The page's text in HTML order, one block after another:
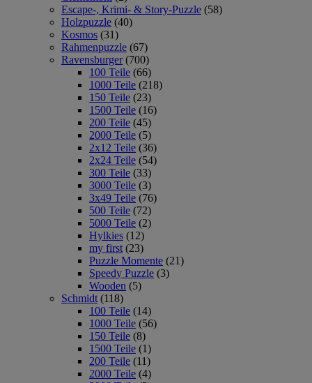
Escape-, Krimi- & Story-Puzzle (58)
Holzpuzzle (40)
Kosmos (31)
Rahmenpuzzle (67)
Ravensburger (700)
100 Teile (66)
1000 Teile (218)
150 Teile (23)
1500 Teile (16)
200 Teile (45)
2000 Teile (5)
2x12 Teile (36)
2x24 Teile (54)
300 Teile (33)
3000 Teile (3)
3x49 Teile (76)
500 Teile (72)
5000 Teile (2)
Hylkies (12)
my first (23)
Puzzle Momente (21)
Speedy Puzzle (3)
Wooden (5)
Schmidt (118)
100 Teile (14)
1000 Teile (56)
150 Teile (8)
1500 Teile (1)
200 Teile (11)
2000 Teile (4)